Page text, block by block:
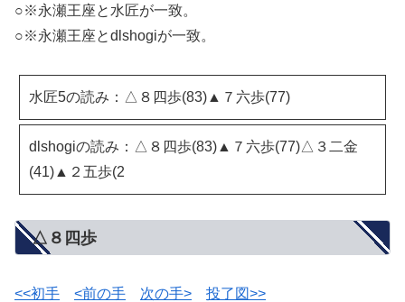
○※永瀬王座と水匠が一致。
○※永瀬王座とdlshogiが一致。
水匠5の読み：△８四歩(83)▲７六歩(77)
dlshogiの読み：△８四歩(83)▲７六歩(77)△３二金
(41)▲２五歩(2
△８四歩
<<初手 <前の手 次の手> 投了図>>